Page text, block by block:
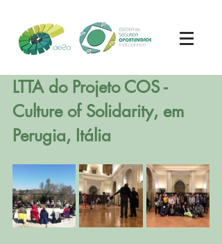
LTTA do Projeto COS -
Culture of Solidarity, em
Perugia, Itália